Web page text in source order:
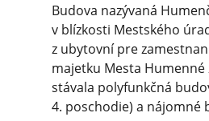
Budova nazývaná
v blízkosti Mestského
z ubytovní pre
majetku Mesta
stávala polyfunkčná
4. poschodie) a nájomné